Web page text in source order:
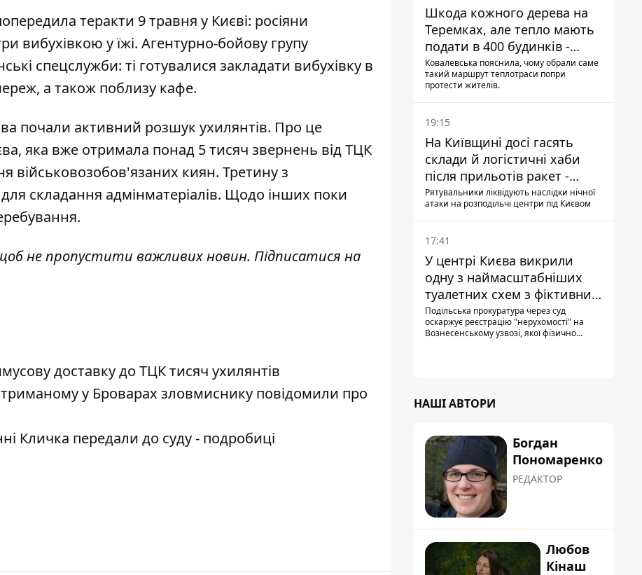
теракти 9 травня у Києві: росіяни
вибухівкою у їжі. Агентурно-бойову групу
спецслужби: ті готувалися закладати вибухівку в
а також поблизу кафе.
почали активний розшук ухилянтів. Про це
яка вже отримала понад 5 тисяч звернень від ТЦК
військовозобов'язаних киян. Третину з
складання адмінматеріалів. Щодо інших поки
не пропустити важливих новин. Підписатися на
доставку до ТЦК тисяч ухилянтів
у Броварах зловмиснику повідомили про
Кличка передали до суду - подробиці
Шкода кожного дерева на
Теремках, але тепло мають
подати в 400 будинків -
депутатка Київради
Ковалевська пояснила, чому обрали саме
такий маршрут теплотраси попри
протести жителів.
19:15
На Київщині досі гасять
склади й логістичні хаби
після прильотів ракет -
ДСНС
Рятувальники ліквідують наслідки нічної
атаки на розподільчі центри під Києвом
17:41
У центрі Києва викрили
одну з наймасштабніших
туалетних схем з фіктивним
будинком
Подільська прокуратура через суд
оскаржує реєстрацію "нерухомості" на
Вознесенському узвозі, якої фізично
НАШІ АВТОРИ
Богдан
Пономаренко
РЕДАКТОР
Любов
Кінаш